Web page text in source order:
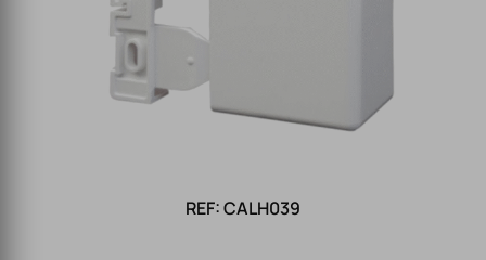
REF: CALH039